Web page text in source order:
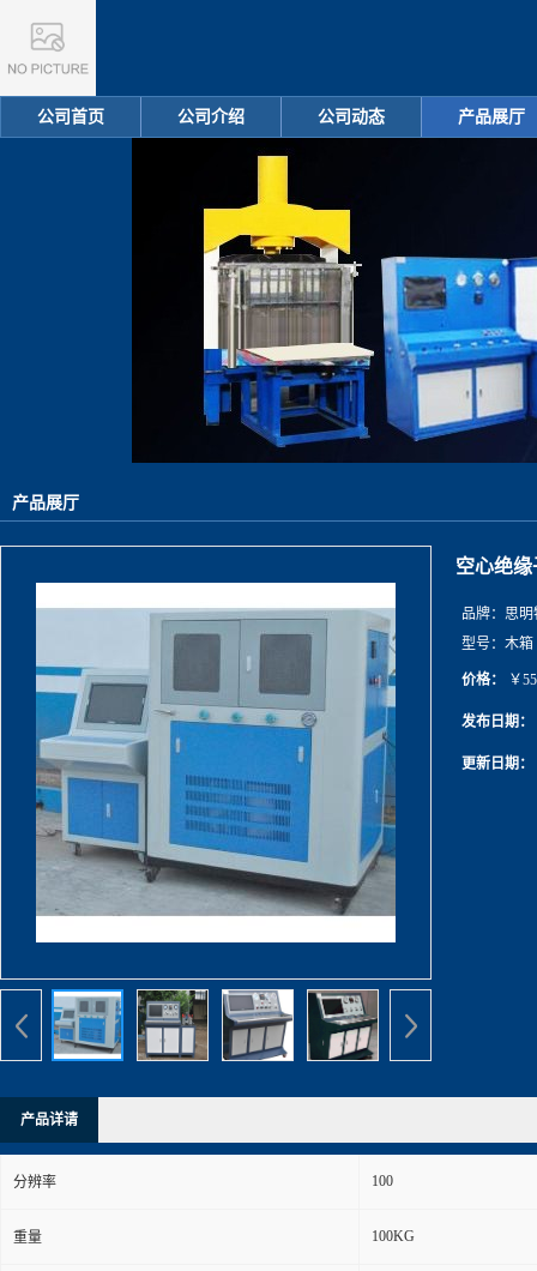
公司首页 公司介绍 公司动态 产品展厅
产品展厅
空心绝
品牌： 思明
型号： 木箱
价格： ￥
发布日期：
更新日期：
产品详请
分辨率 100
重量 100KG